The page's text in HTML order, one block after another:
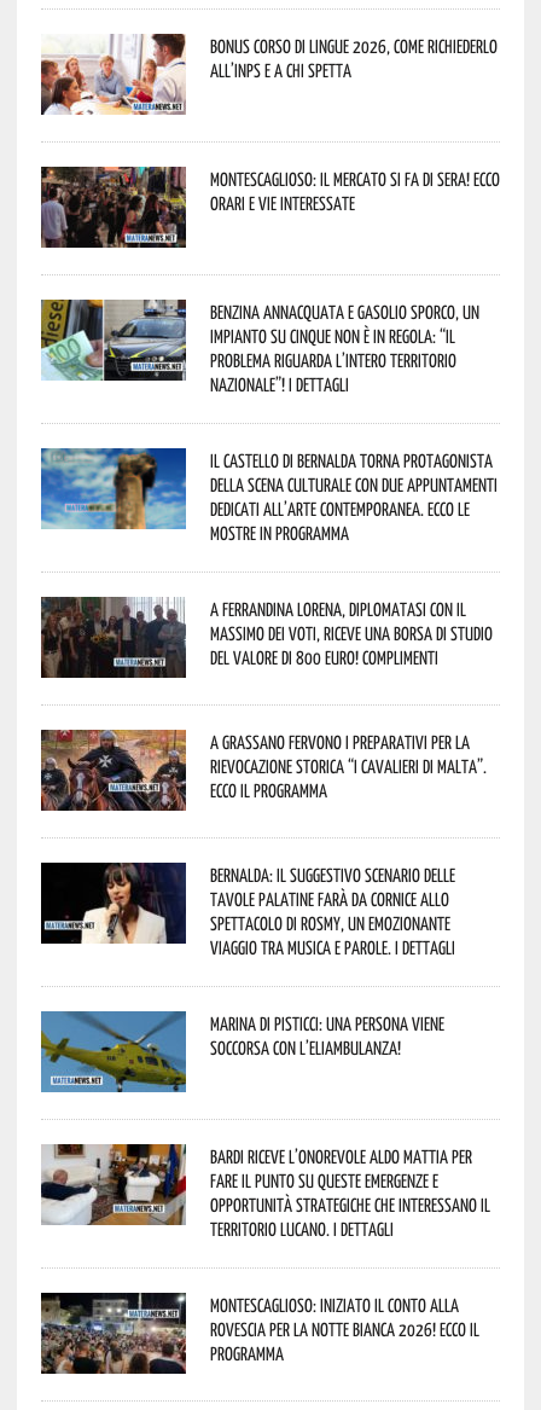
Bonus corso di lingue 2026, come richiederlo
all’INPS e a chi spetta
Montescaglioso: il mercato si fa di sera! Ecco
orari e vie interessate
Benzina annacquata e gasolio sporco, un
impianto su cinque non è in regola: “il
problema riguarda l’intero territorio
Nazionale”! I dettagli
Il Castello di Bernalda torna protagonista
della scena culturale con due appuntamenti
dedicati all’arte contemporanea. Ecco le
mostre in programma
A Ferrandina Lorena, diplomatasi con il
massimo dei voti, riceve una borsa di studio
del valore di 800 euro! Complimenti
A Grassano fervono i preparativi per la
Rievocazione Storica “I CAVALIERI DI MALTA”.
Ecco il programma
Bernalda: il suggestivo scenario delle
Tavole Palatine farà da cornice allo
spettacolo di Rosmy, un emozionante
viaggio tra musica e parole. I dettagli
Marina di Pisticci: una persona viene
soccorsa con l’eliambulanza!
Bardi riceve l’onorevole Aldo Mattia per
fare il punto su queste emergenze e
opportunità strategiche che interessano il
territorio lucano. I dettagli
Montescaglioso: iniziato il conto alla
rovescia per la Notte Bianca 2026! Ecco il
programma